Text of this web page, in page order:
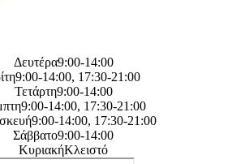
Δευτέρα9:00-14:00
14:00, 17:30-21:00
Τετάρτη9:00-14:00
14:00, 17:30-21:00
14:00, 17:30-21:00
Σάββατο9:00-14:00
ΚυριακήΚλειστό